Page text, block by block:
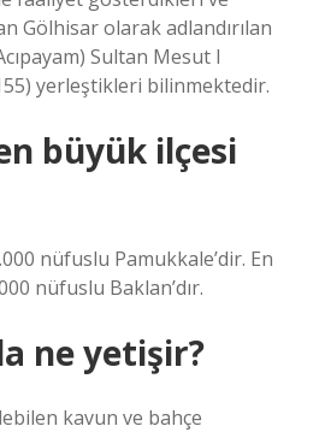
Gölhisar olarak adlandırılan
Sultan Mesut I
yerleştikleri bilinmektedir.
büyük ilçesi
nüfuslu Pamukkale’dir. En
nüfuslu Baklan’dır.
ne yetişir?
kavun ve bahçe